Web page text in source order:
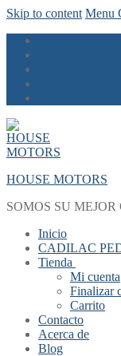
Skip to content Menu
HOUSE MOTORS
SOMOS SU
Inicio
CADILAC
Tienda
Mi cuenta
Finalizar
Carrito
Contacto
Acerca de
Blog